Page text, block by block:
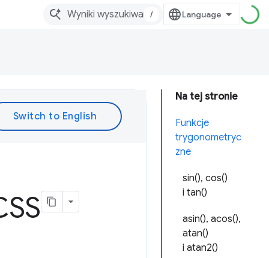
/
Na tej stronie
Funkcje
trygonometryc
zne
sin(), cos()
i tan()
asin(), acos(),
atan()
i atan2()